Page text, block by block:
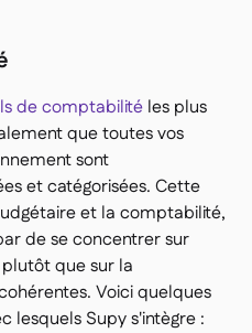
de comptabilité les plus
que toutes vos
sont
et catégorisées. Cette
et la comptabilité,
de se concentrer sur
que sur la
Voici quelques
lesquels Supy s'intègre :